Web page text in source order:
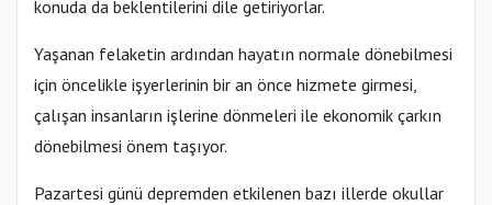
konuda da beklentilerini dile getiriyorlar.
Yaşanan felaketin ardından hayatın normale dönebilmesi
için öncelikle işyerlerinin bir an önce hizmete girmesi,
çalışan insanların işlerine dönmeleri ile ekonomik çarkın
dönebilmesi önem taşıyor.
Pazartesi günü depremden etkilenen bazı illerde okullar